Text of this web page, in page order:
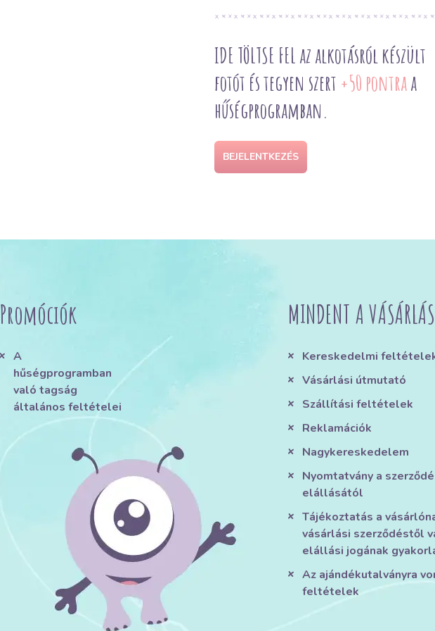
IDE TÖLTSE FEL az alkotásról készült
fotót és tegyen szert +50 pontraa
hűségprogramban.
BEJELENTKEZÉS
Promóciók
A
hűségprogramban
való tagság
általános feltételei
MINDENT A
Kereskedelmi
Vásárlási útmutató
Szállítási feltételek
Reklamációk
Nagykereskedelem
Nyomtatvány a
elállásától
Tájékoztatás a
vásárlási szerződéstől
elállási jogának
Az ajándékutalványra
feltételek